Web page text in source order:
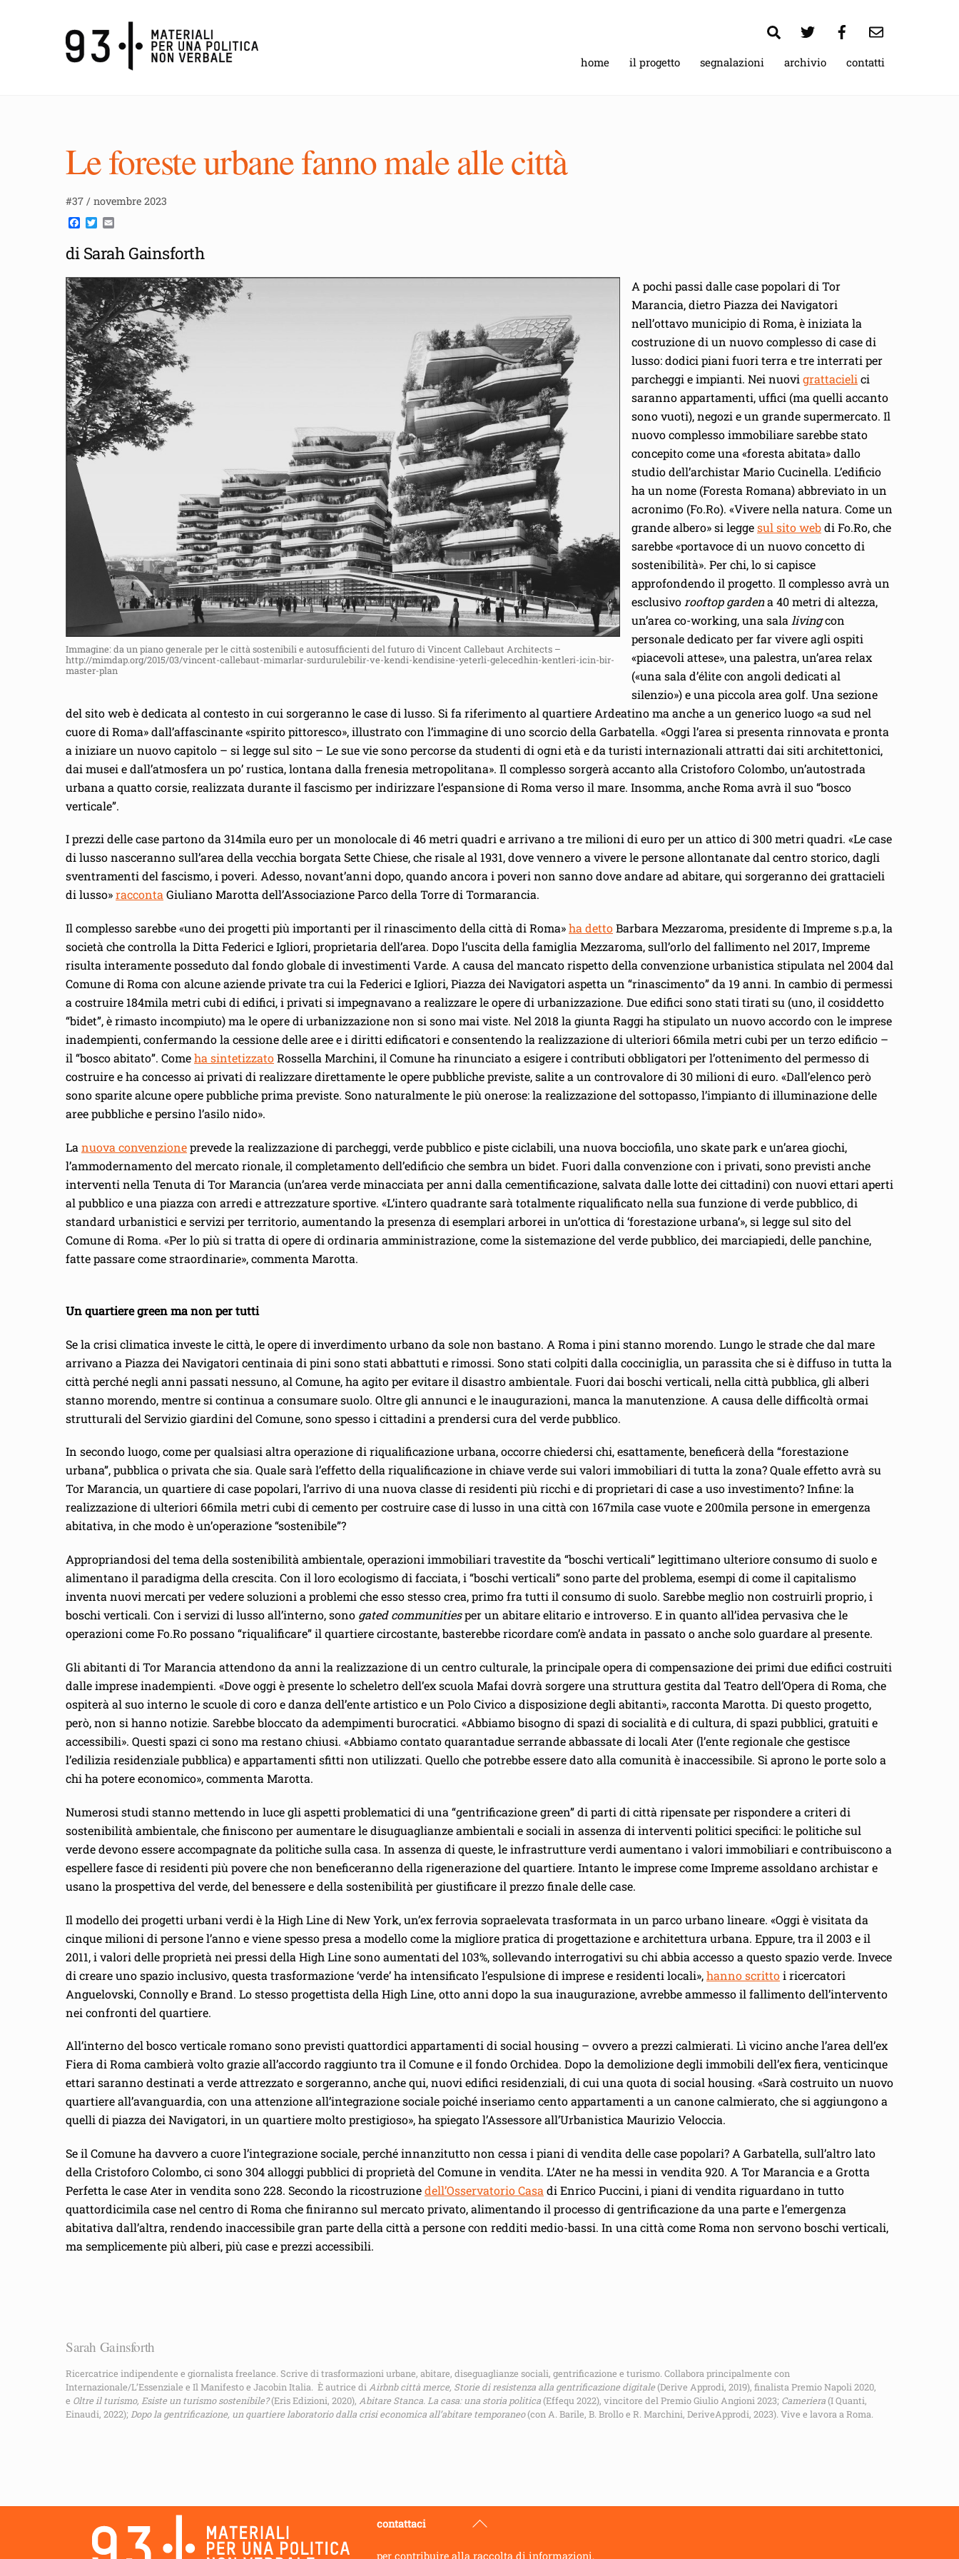
Search
home il progetto segnalazioni archivio contatti
Le foreste urbane fanno male alle città
#37 / novembre 2023
F
c
e
o
o
k
T
t
e
r
a
i
di Sarah Gainsforth
Immagine: da un piano generale per le città sostenibili e autosufficienti del futuro di Vincent Callebaut Architects –
http://mimdap.org/2015/03/vincent-callebaut-mimarlar-surdurulebilir-ve-kendi-kendisine-yeterli-gelecedhin-kentleri-icin-bir-
master-plan
A pochi passi dalle case popolari di Tor
Marancia, dietro Piazza dei Navigatori
nell’ottavo municipio di Roma, è iniziata la
costruzione di un nuovo complesso di case di
lusso: dodici piani fuori terra e tre interrati per
parcheggi e impianti. Nei nuovi grattacieli ci
saranno appartamenti, uffici (ma quelli accanto
sono vuoti), negozi e un grande supermercato. Il
nuovo complesso immobiliare sarebbe stato
concepito come una «foresta abitata» dallo
studio dell’archistar Mario Cucinella. L’edificio
ha un nome (Foresta Romana) abbreviato in un
acronimo (Fo.Ro). «Vivere nella natura. Come un
grande albero» si leggesul sito webdi Fo.Ro, che
sarebbe «portavoce di un nuovo concetto di
sostenibilità». Per chi, lo si capisce
approfondendo il progetto. Il complesso avrà un
esclusivo rooftop gardena 40 metri di altezza,
un’area co-working, una sala livingcon
personale dedicato per far vivere agli ospiti
«piacevoli attese», una palestra, un’area relax
(«una sala d’élite con angoli dedicati al
silenzio») e una piccola area golf. Una sezione
del sito web è dedicata al contesto in cui sorgeranno le case di lusso. Si fa riferimento al quartiere Ardeatino ma anche a un generico luogo «a sud nel
cuore di Roma» dall’affascinante «spirito pittoresco», illustrato con l’immagine di uno scorcio della Garbatella. «Oggi l’area si presenta rinnovata e pronta
a iniziare un nuovo capitolo – si legge sul sito – Le sue vie sono percorse da studenti di ogni età e da turisti internazionali attratti dai siti architettonici,
dai musei e dall’atmosfera un po’ rustica, lontana dalla frenesia metropolitana». Il complesso sorgerà accanto alla Cristoforo Colombo, un’autostrada
urbana a quatto corsie, realizzata durante il fascismo per indirizzare l’espansione di Roma verso il mare. Insomma, anche Roma avrà il suo “bosco
verticale”.
I prezzi delle case partono da 314mila euro per un monolocale di 46 metri quadri e arrivano a tre milioni di euro per un attico di 300 metri quadri. «Le case
di lusso nasceranno sull’area della vecchia borgata Sette Chiese, che risale al 1931, dove vennero a vivere le persone allontanate dal centro storico, dagli
sventramenti del fascismo, i poveri. Adesso, novant’anni dopo, quando ancora i poveri non sanno dove andare ad abitare, qui sorgeranno dei grattacieli
di lusso»raccontaGiuliano Marotta dell’Associazione Parco della Torre di Tormarancia.
Il complesso sarebbe «uno dei progetti più importanti per il rinascimento della città di Roma»ha dettoBarbara Mezzaroma, presidente di Impreme s.p.a, la
società che controlla la Ditta Federici e Igliori, proprietaria dell’area. Dopo l’uscita della famiglia Mezzaroma, sull’orlo del fallimento nel 2017, Impreme
risulta interamente posseduto dal fondo globale di investimenti Varde. A causa del mancato rispetto della convenzione urbanistica stipulata nel 2004 dal
Comune di Roma con alcune aziende private tra cui la Federici e Igliori, Piazza dei Navigatori aspetta un “rinascimento” da 19 anni. In cambio di permessi
a costruire 184mila metri cubi di edifici, i privati si impegnavano a realizzare le opere di urbanizzazione. Due edifici sono stati tirati su (uno, il cosiddetto
“bidet”, è rimasto incompiuto) ma le opere di urbanizzazione non si sono mai viste. Nel 2018 la giunta Raggi ha stipulato un nuovo accordo con le imprese
inadempienti, confermando la cessione delle aree e i diritti edificatori e consentendo la realizzazione di ulteriori 66mila metri cubi per un terzo edificio –
il “bosco abitato”. Comeha sintetizzatoRossella Marchini, il Comune ha rinunciato a esigere i contributi obbligatori per l’ottenimento del permesso di
costruire e ha concesso ai privati di realizzare direttamente le opere pubbliche previste, salite a un controvalore di 30 milioni di euro. «Dall’elenco però
sono sparite alcune opere pubbliche prima previste. Sono naturalmente le più onerose: la realizzazione del sottopasso, l’impianto di illuminazione delle
aree pubbliche e persino l’asilo nido».
La nuova convenzioneprevede la realizzazione di parcheggi, verde pubblico e piste ciclabili, una nuova bocciofila, uno skate park e un’area giochi,
l’ammodernamento del mercato rionale, il completamento dell’edificio che sembra un bidet. Fuori dalla convenzione con i privati, sono previsti anche
interventi nella Tenuta di Tor Marancia (un’area verde minacciata per anni dalla cementificazione, salvata dalle lotte dei cittadini) con nuovi ettari aperti
al pubblico e una piazza con arredi e attrezzature sportive. «L’intero quadrante sarà totalmente riqualificato nella sua funzione di verde pubblico, di
standard urbanistici e servizi per territorio, aumentando la presenza di esemplari arborei in un’ottica di ‘forestazione urbana’», si legge sul sito del
Comune di Roma. «Per lo più si tratta di opere di ordinaria amministrazione, come la sistemazione del verde pubblico, dei marciapiedi, delle panchine,
fatte passare come straordinarie», commenta Marotta.
Un quartiere green ma non per tutti
Se la crisi climatica investe le città, le opere di inverdimento urbano da sole non bastano. A Roma i pini stanno morendo. Lungo le strade che dal mare
arrivano a Piazza dei Navigatori centinaia di pini sono stati abbattuti e rimossi. Sono stati colpiti dalla cocciniglia, un parassita che si è diffuso in tutta la
città perché negli anni passati nessuno, al Comune, ha agito per evitare il disastro ambientale. Fuori dai boschi verticali, nella città pubblica, gli alberi
stanno morendo, mentre si continua a consumare suolo. Oltre gli annunci e le inaugurazioni, manca la manutenzione. A causa delle difficoltà ormai
strutturali del Servizio giardini del Comune, sono spesso i cittadini a prendersi cura del verde pubblico.
In secondo luogo, come per qualsiasi altra operazione di riqualificazione urbana, occorre chiedersi chi, esattamente, beneficerà della “forestazione
urbana”, pubblica o privata che sia. Quale sarà l’effetto della riqualificazione in chiave verde sui valori immobiliari di tutta la zona? Quale effetto avrà su
Tor Marancia, un quartiere di case popolari, l’arrivo di una nuova classe di residenti più ricchi e di proprietari di case a uso investimento? Infine: la
realizzazione di ulteriori 66mila metri cubi di cemento per costruire case di lusso in una città con 167mila case vuote e 200mila persone in emergenza
abitativa, in che modo è un’operazione “sostenibile”?
Appropriandosi del tema della sostenibilità ambientale, operazioni immobiliari travestite da “boschi verticali” legittimano ulteriore consumo di suolo e
alimentano il paradigma della crescita. Con il loro ecologismo di facciata, i “boschi verticali” sono parte del problema, esempi di come il capitalismo
inventa nuovi mercati per vedere soluzioni a problemi che esso stesso crea, primo fra tutti il consumo di suolo. Sarebbe meglio non costruirli proprio, i
boschi verticali. Con i servizi di lusso all’interno, sono gated communitiesper un abitare elitario e introverso. E in quanto all’idea pervasiva che le
operazioni come Fo.Ro possano “riqualificare” il quartiere circostante, basterebbe ricordare com’è andata in passato o anche solo guardare al presente.
Gli abitanti di Tor Marancia attendono da anni la realizzazione di un centro culturale, la principale opera di compensazione dei primi due edifici costruiti
dalle imprese inadempienti. «Dove oggi è presente lo scheletro dell’ex scuola Mafai dovrà sorgere una struttura gestita dal Teatro dell’Opera di Roma, che
ospiterà al suo interno le scuole di coro e danza dell’ente artistico e un Polo Civico a disposizione degli abitanti», racconta Marotta. Di questo progetto,
però, non si hanno notizie. Sarebbe bloccato da adempimenti burocratici. «Abbiamo bisogno di spazi di socialità e di cultura, di spazi pubblici, gratuiti e
accessibili». Questi spazi ci sono ma restano chiusi. «Abbiamo contato quarantadue serrande abbassate di locali Ater (l’ente regionale che gestisce
l’edilizia residenziale pubblica) e appartamenti sfitti non utilizzati. Quello che potrebbe essere dato alla comunità è inaccessibile. Si aprono le porte solo a
chi ha potere economico», commenta Marotta.
Numerosi studi stanno mettendo in luce gli aspetti problematici di una “gentrificazione green” di parti di città ripensate per rispondere a criteri di
sostenibilità ambientale, che finiscono per aumentare le disuguaglianze ambientali e sociali in assenza di interventi politici specifici: le politiche sul
verde devono essere accompagnate da politiche sulla casa. In assenza di queste, le infrastrutture verdi aumentano i valori immobiliari e contribuiscono a
espellere fasce di residenti più povere che non beneficeranno della rigenerazione del quartiere. Intanto le imprese come Impreme assoldano archistar e
usano la prospettiva del verde, del benessere e della sostenibilità per giustificare il prezzo finale delle case.
Il modello dei progetti urbani verdi è la High Line di New York, un’ex ferrovia sopraelevata trasformata in un parco urbano lineare. «Oggi è visitata da
cinque milioni di persone l’anno e viene spesso presa a modello come la migliore pratica di progettazione e architettura urbana. Eppure, tra il 2003 e il
2011, i valori delle proprietà nei pressi della High Line sono aumentati del 103%, sollevando interrogativi su chi abbia accesso a questo spazio verde. Invece
di creare uno spazio inclusivo, questa trasformazione ‘verde’ ha intensificato l’espulsione di imprese e residenti locali»,hanno scrittoi ricercatori
Anguelovski, Connolly e Brand. Lo stesso progettista della High Line, otto anni dopo la sua inaugurazione, avrebbe ammesso il fallimento dell’intervento
nei confronti del quartiere.
All’interno del bosco verticale romano sono previsti quattordici appartamenti di social housing – ovvero a prezzi calmierati. Lì vicino anche l’area dell’ex
Fiera di Roma cambierà volto grazie all’accordo raggiunto tra il Comune e il fondo Orchidea. Dopo la demolizione degli immobili dell’ex fiera, venticinque
ettari saranno destinati a verde attrezzato e sorgeranno, anche qui, nuovi edifici residenziali, di cui una quota di social housing. «Sarà costruito un nuovo
quartiere all’avanguardia, con una attenzione all’integrazione sociale poiché inseriamo cento appartamenti a un canone calmierato, che si aggiungono a
quelli di piazza dei Navigatori, in un quartiere molto prestigioso», ha spiegato l’Assessore all’Urbanistica Maurizio Veloccia.
Se il Comune ha davvero a cuore l’integrazione sociale, perché innanzitutto non cessa i piani di vendita delle case popolari? A Garbatella, sull’altro lato
della Cristoforo Colombo, ci sono 304 alloggi pubblici di proprietà del Comune in vendita. L’Ater ne ha messi in vendita 920. A Tor Marancia e a Grotta
Perfetta le case Ater in vendita sono 228. Secondo la ricostruzionedell’Osservatorio Casa di Enrico Puccini, i piani di vendita riguardano in tutto
quattordicimila case nel centro di Roma che finiranno sul mercato privato, alimentando il processo di gentrificazione da una parte e l’emergenza
abitativa dall’altra, rendendo inaccessibile gran parte della città a persone con redditi medio-bassi. In una città come Roma non servono boschi verticali,
ma semplicemente più alberi, più case e prezzi accessibili.
Sarah Gainsforth
Ricercatrice indipendente e giornalista freelance. Scrive di trasformazioni urbane, abitare, diseguaglianze sociali, gentrificazione e turismo. Collabora principalmente con
Internazionale/L’Essenziale e Il Manifesto e Jacobin Italia. È autrice di Airbnb città merce, Storie di resistenza alla gentrificazione digitale(Derive Approdi, 2019), finalista Premio Napoli 2020,
e Oltre il turismo, Esiste un turismo sostenibile?(Eris Edizioni, 2020), Abitare Stanca. La casa: una storia politica(Effequ 2022), vincitore del Premio Giulio Angioni 2023; Cameriera(I Quanti,
Einaudi, 2022); Dopo la gentrificazione, un quartiere laboratorio dalla crisi economica all’abitare temporaneo(con A. Barile, B. Brollo e R. Marchini, DeriveApprodi, 2023). Vive e lavora a Roma.
Back
contattaci
per contribuire alla raccolta di informazioni,